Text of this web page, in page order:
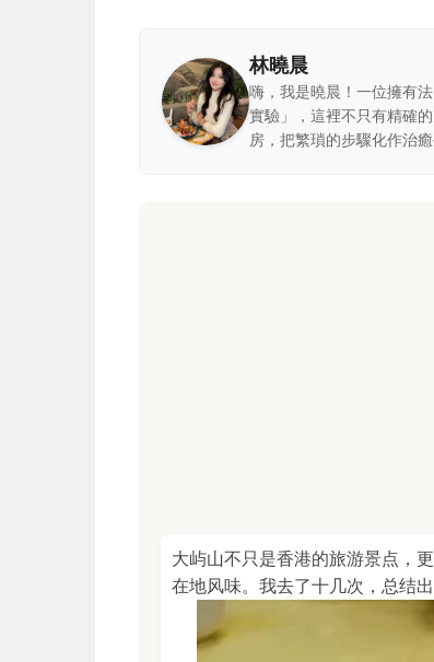
林曉晨
嗨，我是曉晨！一位擁有
實驗」，這裡不只有精確
房，把繁瑣的步驟化作治
大屿山不只是香港的旅游景点，
在地风味。我去了十几次，总结